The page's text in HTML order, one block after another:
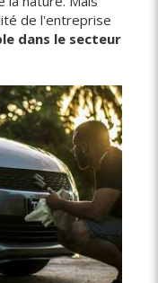
de l'entreprise
dans le secteur